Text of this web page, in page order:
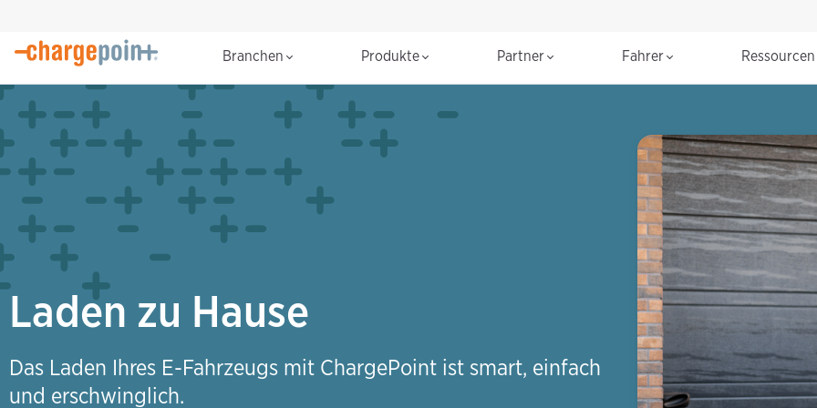
Branchen Produkte Partner Fahrer
Laden zu Hause
Das Laden Ihres E-Fahrzeugs mit ChargePoint ist smart, einfach
und erschwinglich.